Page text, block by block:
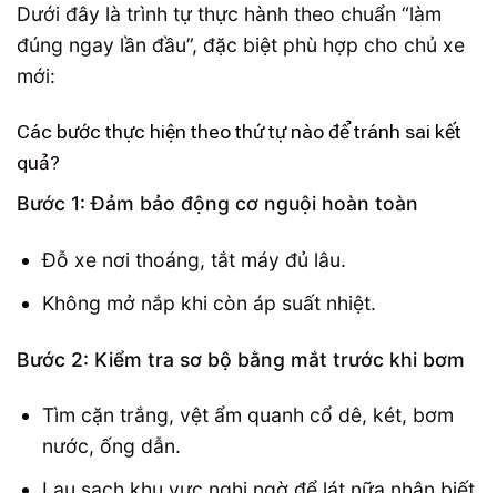
Dưới đây là trình tự thực hành theo chuẩn “làm
đúng ngay lần đầu”, đặc biệt phù hợp cho chủ xe
mới:
Các bước thực hiện theo thứ tự nào để tránh sai kết
quả?
Bước 1: Đảm bảo động cơ nguội hoàn toàn
Đỗ xe nơi thoáng, tắt máy đủ lâu.
Không mở nắp khi còn áp suất nhiệt.
Bước 2: Kiểm tra sơ bộ bằng mắt trước khi bơm
Tìm cặn trắng, vệt ẩm quanh cổ dê, két, bơm
nước, ống dẫn.